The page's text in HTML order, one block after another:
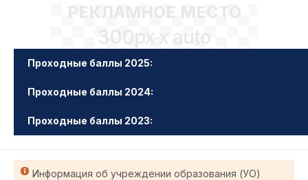
РЕКЛАМНОЕ МЕСТО
300px x auto
Проходные баллы 2025:
Проходные баллы 2024:
Проходные баллы 2023:
Информация об учреждении образования (УО)